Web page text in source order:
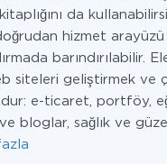
da
hizmet arayüzü
barındırılabilir.
siteleri geliştirmek ve
e-ticaret, portföy,
bloglar, sağlık ve